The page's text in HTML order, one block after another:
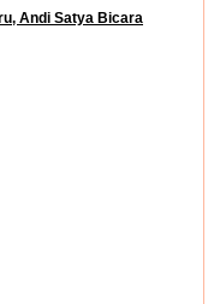
Andi Satya Bicara